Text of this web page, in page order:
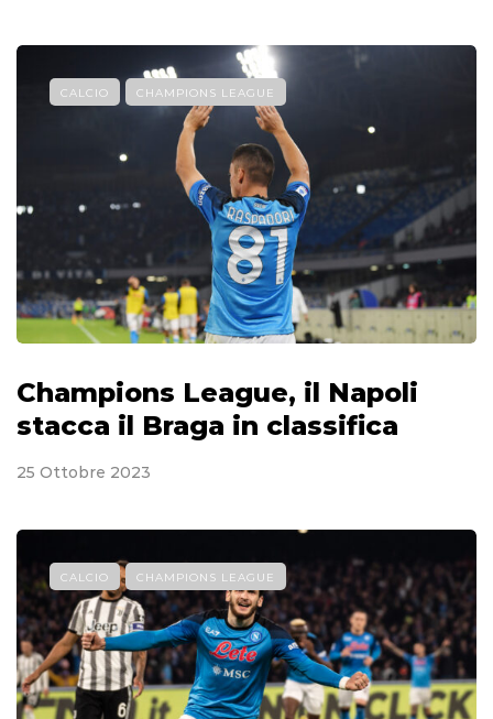
CALCIO CHAMPIONS LEAGUE
Champions League, il Napoli
stacca il Braga in classifica
25 Ottobre 2023
CALCIO CHAMPIONS LEAGUE